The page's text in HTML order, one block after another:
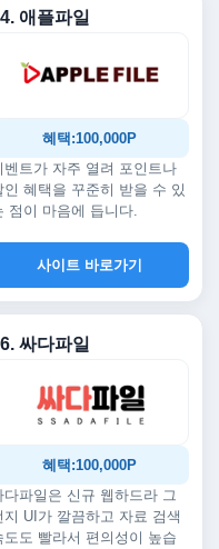
애플파일
혜택:100,000P
벤트가 자주 열려 포인트나
인 혜택을 꾸준히 받을 수 있
점이 마음에 듭니다.
사이트 바로가기
싸다파일
혜택:100,000P
다파일은 신규 웹하드라 그
지 UI가 깔끔하고 자료 검색
도도 빨라서 편의성이 높습